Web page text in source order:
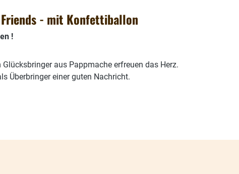
- mit Konfettiballon
!
aus Pappmache erfreuen das Herz.
Überbringer einer guten Nachricht.